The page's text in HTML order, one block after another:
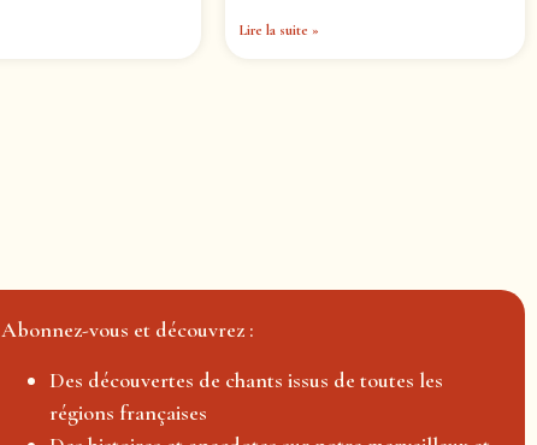
Lire la suite »
Abonnez-vous et découvrez :
Des découvertes de chants issus de toutes les
régions françaises